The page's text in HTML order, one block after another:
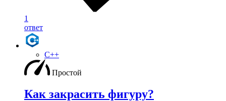
1
ответ
C++
Простой
Как закрасить фигуру?